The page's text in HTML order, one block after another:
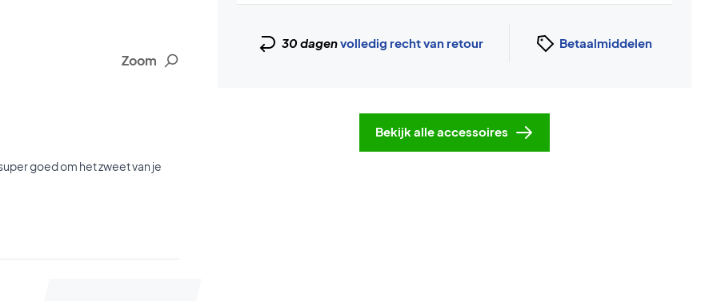
Zoom
goed om het zweet van je
30 dagenvolledig recht van retour Betaalmiddelen
Bekijk alle accessoires